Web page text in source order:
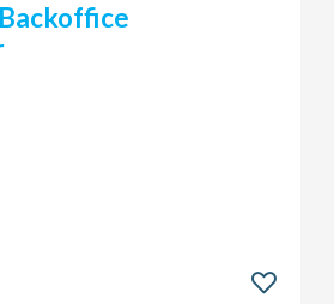
Potential Planner
job